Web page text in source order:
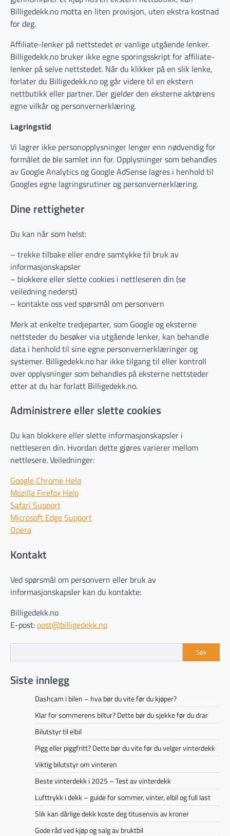
Billigedekk.no motta en liten provisjon, uten ekstra kostnad
for deg.
Affiliate-lenker på nettstedet er vanlige utgående lenker.
Billigedekk.no bruker ikke egne sporingsskript for affiliate-
lenker på selve nettstedet. Når du klikker på en slik lenke,
forlater du Billigedekk.no og går videre til en ekstern
nettbutikk eller partner. Der gjelder den eksterne aktørens
egne vilkår og personvernerklæring.
Lagringstid
Vi lagrer ikke personopplysninger lenger enn nødvendig for
formålet de ble samlet inn for. Opplysninger som behandles
av Google Analytics og Google AdSense lagres i henhold til
Googles egne lagringsrutiner og personvernerklæring.
Dine rettigheter
Du kan når som helst:
– trekke tilbake eller endre samtykke til bruk av
informasjonskapsler
– blokkere eller slette cookies i nettleseren din (se
veiledning nederst)
– kontakte oss ved spørsmål om personvern
Merk at enkelte tredjeparter, som Google og eksterne
nettsteder du besøker via utgående lenker, kan behandle
data i henhold til sine egne personvernerklæringer og
systemer. Billigedekk.no har ikke tilgang til eller kontroll
over opplysninger som behandles på eksterne nettsteder
etter at du har forlatt Billigedekk.no.
Administrere eller slette cookies
Du kan blokkere eller slette informasjonskapsler i
nettleseren din. Hvordan dette gjøres varierer mellom
nettlesere. Veiledninger:
Google Chrome Help
Mozilla Firefox Help
Safari Support
Microsoft Edge Support
Opera
Kontakt
Ved spørsmål om personvern eller bruk av
informasjonskapsler kan du kontakte:
Billigedekk.no
E-post: post@billigedekk.no
Søk
Siste innlegg
Dashcam i bilen – hva bør du vite før du kjøper?
Klar for sommerens biltur? Dette bør du sjekke før du drar
Bilutstyr til elbil
Pigg eller piggfritt? Dette bør du vite før du velger vinterdekk
Viktig bilutstyr om vinteren
Beste vinterdekk i 2025 – Test av vinterdekk
Lufttrykk i dekk – guide for sommer, vinter, elbil og full last
Slik kan dårlige dekk koste deg titusenvis av kroner
Gode råd ved kjøp og salg av bruktbil